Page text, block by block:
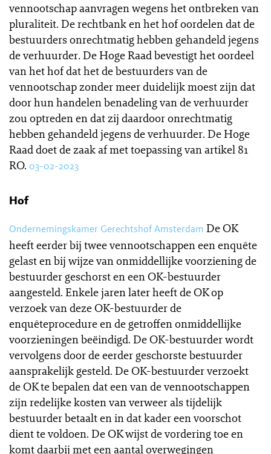
vennootschap aanvragen wegens het ontbreken van
pluraliteit. De rechtbank en het hof oordelen dat de
bestuurders onrechtmatig hebben gehandeld jegens
de verhuurder. De Hoge Raad bevestigt het oordeel
van het hof dat het de bestuurders van de
vennootschap zonder meer duidelijk moest zijn dat
door hun handelen benadeling van de verhuurder
zou optreden en dat zij daardoor onrechtmatig
hebben gehandeld jegens de verhuurder. De Hoge
Raad doet de zaak af met toepassing van artikel 81
RO. 03-02-2023
Hof
Ondernemingskamer Gerechtshof Amsterdam De OK
heeft eerder bij twee vennootschappen een enquête
gelast en bij wijze van onmiddellijke voorziening de
bestuurder geschorst en een OK-bestuurder
aangesteld. Enkele jaren later heeft de OK op
verzoek van deze OK-bestuurder de
enquêteprocedure en de getroffen onmiddellijke
voorzieningen beëindigd. De OK-bestuurder wordt
vervolgens door de eerder geschorste bestuurder
aansprakelijk gesteld. De OK-bestuurder verzoekt
de OK te bepalen dat een van de vennootschappen
zijn redelijke kosten van verweer als tijdelijk
bestuurder betaalt en in dat kader een voorschot
dient te voldoen. De OK wijst de vordering toe en
komt daarbij met een aantal overwegingen